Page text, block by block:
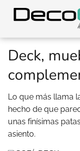
Deck,
Lo que más llama
hecho de que
unas finísimas
asiento.